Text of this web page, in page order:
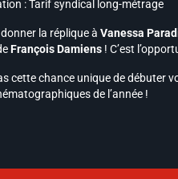
: Tarif syndical long-métrage
la réplique à Vanessa
François Damiens ! C’est
cette chance unique de débuter
de l’année !